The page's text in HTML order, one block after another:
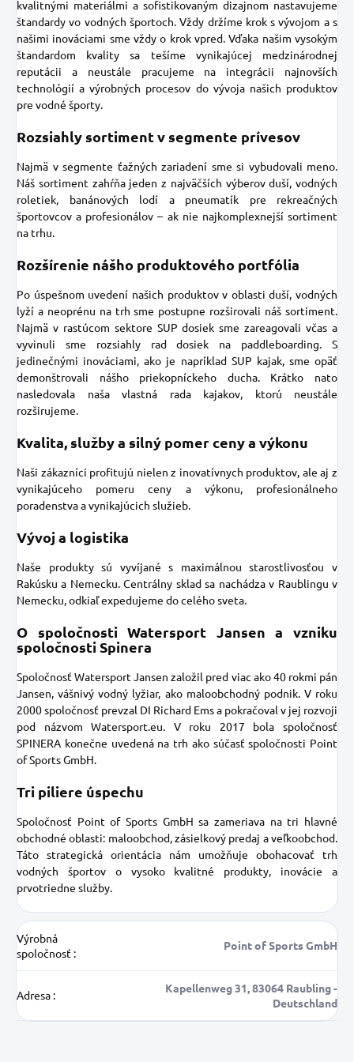
kvalitnými materiálmi a sofistikovaným dizajnom nastavujeme
štandardy vo vodných športoch. Vždy držíme krok s vývojom a s
našimi inováciami sme vždy o krok vpred. Vďaka našim vysokým
štandardom kvality sa tešíme vynikajúcej medzinárodnej
reputácii a neustále pracujeme na integrácii najnovších
technológií a výrobných procesov do vývoja našich produktov
pre vodné športy.
Rozsiahly sortiment v segmente prívesov
Najmä v segmente ťažných zariadení sme si vybudovali meno.
Náš sortiment zahŕňa jeden z najväčších výberov duší, vodných
roletiek, banánových lodí a pneumatík pre rekreačných
športovcov a profesionálov – ak nie najkomplexnejší sortiment
na trhu.
Rozšírenie nášho produktového portfólia
Po úspešnom uvedení našich produktov v oblasti duší, vodných
lyží a neoprénu na trh sme postupne rozširovali náš sortiment.
Najmä v rastúcom sektore SUP dosiek sme zareagovali včas a
vyvinuli sme rozsiahly rad dosiek na paddleboarding. S
jedinečnými inováciami, ako je napríklad SUP kajak, sme opäť
demonštrovali nášho priekopníckeho ducha. Krátko nato
nasledovala naša vlastná rada kajakov, ktorú neustále
rozširujeme.
Kvalita, služby a silný pomer ceny a výkonu
Naši zákazníci profitujú nielen z inovatívnych produktov, ale aj z
vynikajúceho pomeru ceny a výkonu, profesionálneho
poradenstva a vynikajúcich služieb.
Vývoj a logistika
Naše produkty sú vyvíjané s maximálnou starostlivosťou v
Rakúsku a Nemecku. Centrálny sklad sa nachádza v Raublingu v
Nemecku, odkiaľ expedujeme do celého sveta.
O spoločnosti Watersport Jansen a vzniku
spoločnosti Spinera
Spoločnosť Watersport Jansen založil pred viac ako 40 rokmi pán
Jansen, vášnivý vodný lyžiar, ako maloobchodný podnik. V roku
2000 spoločnosť prevzal DI Richard Ems a pokračoval v jej rozvoji
pod názvom Watersport.eu. V roku 2017 bola spoločnosť
SPINERA konečne uvedená na trh ako súčasť spoločnosti Point
of Sports GmbH.
Tri piliere úspechu
Spoločnosť Point of Sports GmbH sa zameriava na tri hlavné
obchodné oblasti: maloobchod, zásielkový predaj a veľkoobchod.
Táto strategická orientácia nám umožňuje obohacovať trh
vodných športov o vysoko kvalitné produkty, inovácie a
prvotriedne služby.
Výrobná
spoločnosť :
Point of Sports GmbH
Adresa :
Kapellenweg 31, 83064 Raubling -
Deutschland